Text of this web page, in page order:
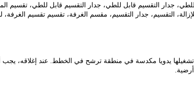
للطي، جدار التقسيم قابل للطي، جدار التقسيم قابل للطي، تقسيم
التقسيم، جدار التقسيم، مقسم الغرفة، تقسيم تقسيم الغرفة،
يدويا مكدسة في منطقة ترشح في الخطط.
عند إغلاقه، يجب